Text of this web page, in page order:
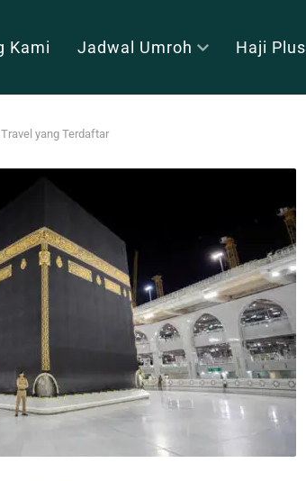
Kami Jadwal Umroh Haji Plus
yang Terdaftar